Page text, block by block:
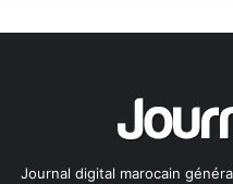
Journal digital marocain